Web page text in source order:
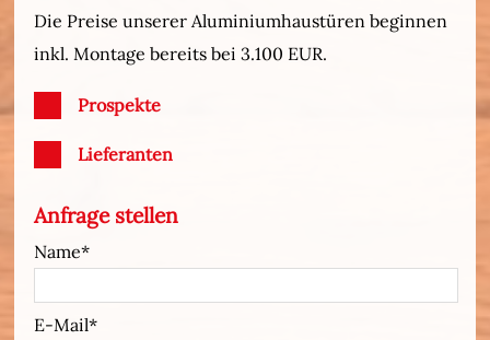
Die Preise unserer Aluminiumhaustüren beginnen
inkl. Montage bereits bei 3.100 EUR.
Prospekte
Lieferanten
Anfrage stellen
Name
E-Mail